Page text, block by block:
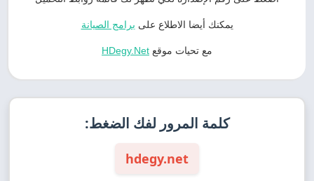
يمكنك أيضا الاطلاع على برامج الصيانة
مع تحيات موقع HDegy.Net
كلمة المرور لفك الضغط:
hdegy.net